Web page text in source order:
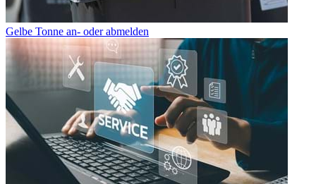
Gelbe Tonne an- oder abmelden